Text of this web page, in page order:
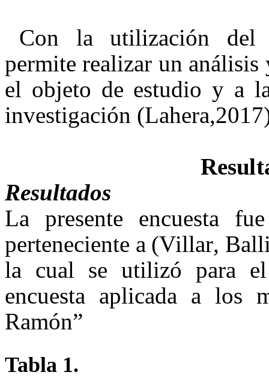
Con la utilización del
permite realizar un
el objeto de estudio y a
investigación
Resul
Resultados
La presente encuesta fue
perteneciente a (Villar, B
la cual se utilizó para el
encuesta aplicada a los
Ramón”
Tabla 1.